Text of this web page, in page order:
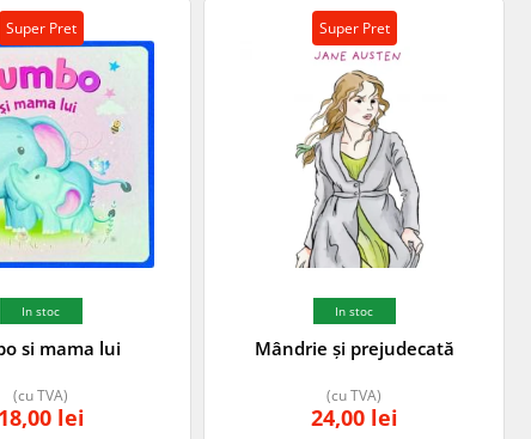
Super Pret
In stoc
si mama lui
18,00 lei
(cu TVA)
Super Pret
In stoc
Mândrie și prejudecată
24,00 lei
(cu TVA)